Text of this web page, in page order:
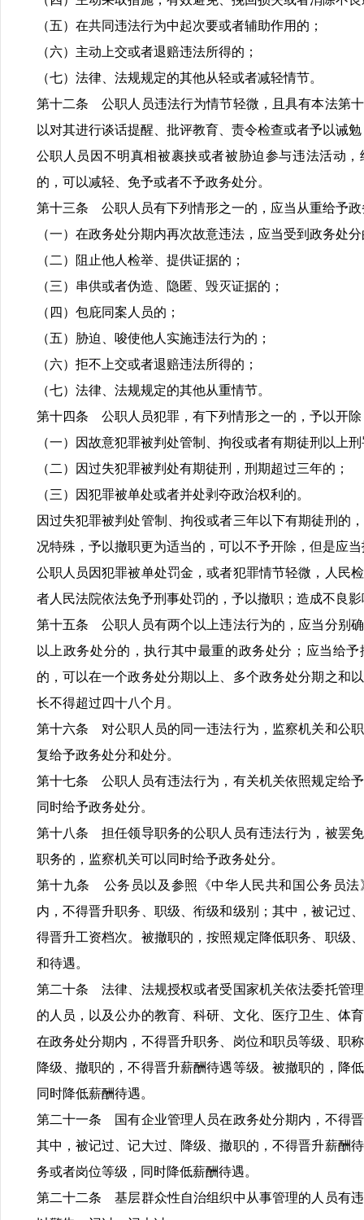
（五）在共同违法行为中起次要或者辅助作用的；
（六）主动上交或者退赔违法所得的；
（七）法律、法规规定的其他从轻或者减轻情节。
第十二条 公职人员违法行为情节轻微，且具有本法第
以对其进行谈话提醒、批评教育、责令检查或者予以诫
公职人员因不明真相被裹挟或者被胁迫参与违法活动
的，可以减轻、免予或者不予政务处分。
第十三条 公职人员有下列情形之一的，应当从重给予政
（一）在政务处分期内再次故意违法，应当受到政务处
（二）阻止他人检举、提供证据的；
（三）串供或者伪造、隐匿、毁灭证据的；
（四）包庇同案人员的；
（五）胁迫、唆使他人实施违法行为的；
（六）拒不上交或者退赔违法所得的；
（七）法律、法规规定的其他从重情节。
第十四条 公职人员犯罪，有下列情形之一的，予以开除
（一）因故意犯罪被判处管制、拘役或者有期徒刑以上
（二）因过失犯罪被判处有期徒刑，刑期超过三年的；
（三）因犯罪被单处或者并处剥夺政治权利的。
因过失犯罪被判处管制、拘役或者三年以下有期徒刑的
况特殊，予以撤职更为适当的，可以不予开除，但是应
公职人员因犯罪被单处罚金，或者犯罪情节轻微，人民
者人民法院依法免予刑事处罚的，予以撤职；造成不良
第十五条 公职人员有两个以上违法行为的，应当分别
以上政务处分的，执行其中最重的政务处分；应当给
的，可以在一个政务处分期以上、多个政务处分期之和
长不得超过四十八个月。
第十六条 对公职人员的同一违法行为，监察机关和公
复给予政务处分和处分。
第十七条 公职人员有违法行为，有关机关依照规定给
同时给予政务处分。
第十八条 担任领导职务的公职人员有违法行为，被罢
职务的，监察机关可以同时给予政务处分。
第十九条 公务员以及参照《中华人民共和国公务员法
内，不得晋升职务、职级、衔级和级别；其中，被记过
得晋升工资档次。被撤职的，按照规定降低职务、职级
和待遇。
第二十条 法律、法规授权或者受国家机关依法委托管
的人员，以及公办的教育、科研、文化、医疗卫生、体
在政务处分期内，不得晋升职务、岗位和职员等级、职
降级、撤职的，不得晋升薪酬待遇等级。被撤职的，降
同时降低薪酬待遇。
第二十一条 国有企业管理人员在政务处分期内，不得
其中，被记过、记大过、降级、撤职的，不得晋升薪酬
务或者岗位等级，同时降低薪酬待遇。
第二十二条 基层群众性自治组织中从事管理的人员有